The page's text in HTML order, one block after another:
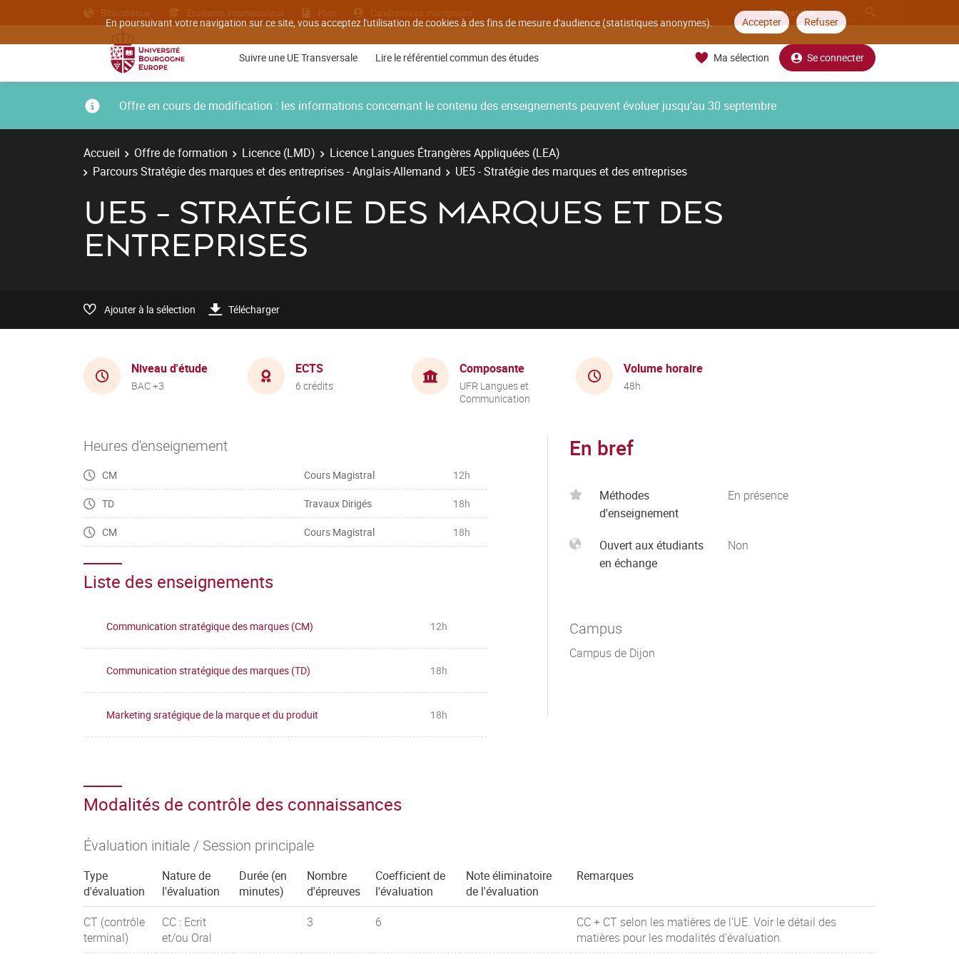
En poursuivant votre navigation sur ce site, vous acceptez l'utilisation de cookies à des fins de mesure d'audience (statistiques anonymes). Accepter Refuser
Bibliothèque Etudiants internationaux Plan Candidatures inscriptions
Suivre une UE Transversale Lire le référentiel commun des études Ma sélection Se connecter
Offre en cours de modification : les informations concernant le contenu des enseignements peuvent évoluer jusqu’au 30 septembre
Accueil Offre de formation Licence (LMD)
Licence Langues Étrangères Appliquées (LEA)
Parcours Stratégie des marques et des entreprises - Anglais-Allemand
UE5 - Stratégie des marques et des entreprises
UE5 - STRATÉGIE DES MARQUES ET DES
ENTREPRISES
Ajouter à la sélection Télécharger
Niveau d'étude
BAC +3
ECTS
6 crédits
Composante
UFR Langues et
Communication
Volume horaire
48h
Heures d'enseignement
CM Cours Magistral 12h
TD Travaux Dirigés 18h
CM Cours Magistral 18h
Liste des enseignements
Communication stratégique des marques (CM) 12h
Communication stratégique des marques (TD) 18h
Marketing sratégique de la marque et du produit 18h
En bref
Méthodes
d'enseignement
En présence
Ouvert aux étudiants
en échange
Non
Campus
Campus de Dijon
Modalités de contrôle des connaissances
Évaluation initiale / Session principale
Type
d'évaluation
Nature de
l'évaluation
Durée (en
minutes)
Nombre
d'épreuves
Coefficient de
l'évaluation
Note éliminatoire
de l'évaluation
Remarques
CT (contrôle
terminal)
CC : Ecrit
et/ou Oral
3 6
CC + CT selon les matières de l'UE. Voir le détail des
matières pour les modalités d'évaluation.